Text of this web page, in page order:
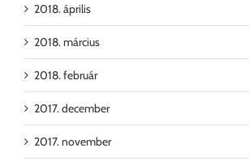
2018. április
2018. március
2018. február
2017. december
2017. november